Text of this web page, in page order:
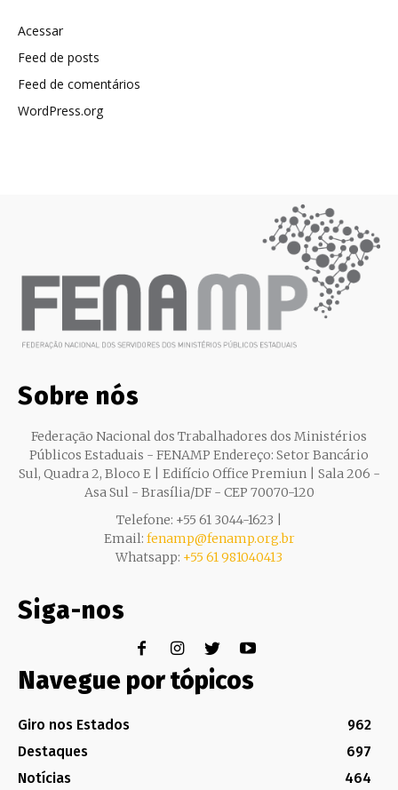
Acessar
Feed de posts
Feed de comentários
WordPress.org
Sobre nós
Federação Nacional dos Trabalhadores dos Ministérios
Públicos Estaduais - FENAMP Endereço: Setor Bancário
Sul, Quadra 2, Bloco E | Edifício Office Premiun | Sala 206 -
Asa Sul - Brasília/DF - CEP 70070-120
Telefone: +55 61 3044-1623 |
Email: fenamp@fenamp.org.br
Whatsapp: +55 61 981040413
Siga-nos
Navegue por tópicos
Giro nos Estados
962
Destaques
697
Notícias
464